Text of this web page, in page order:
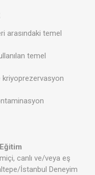
arasındaki temel
temel
canlı ve/veya eş
İstanbul Deneyim